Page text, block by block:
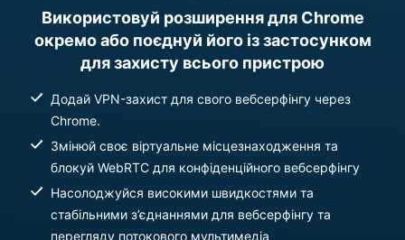
Використовуй розширення для Chrome
окремо або поєднуй його із застосунком
для захисту всього пристрою
Додай VPN-захист для свого вебсерфінгу через
Chrome.
Змінюй своє віртуальне місцезнаходження та
блокуй WebRTC для конфіденційного вебсерфінгу
Насолоджуйся високими швидкостями та
стабільними з’єднаннями для вебсерфінгу та
перегляду потокового мультимедіа